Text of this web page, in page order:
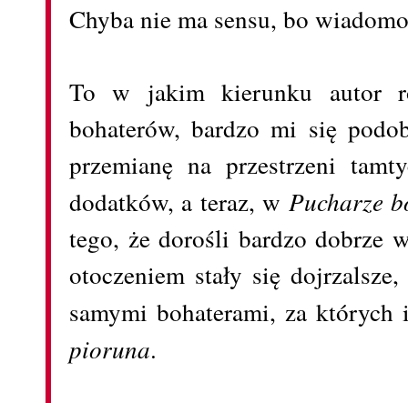
Chyba nie ma sensu, bo
To w jakim kierunku autor
bohaterów, bardzo mi się
przemianę na przestrzeni
dodatków, a teraz, w Pucharze
tego, że dorośli bardzo dobrze
otoczeniem stały się
samymi bohaterami, za
pioruna.